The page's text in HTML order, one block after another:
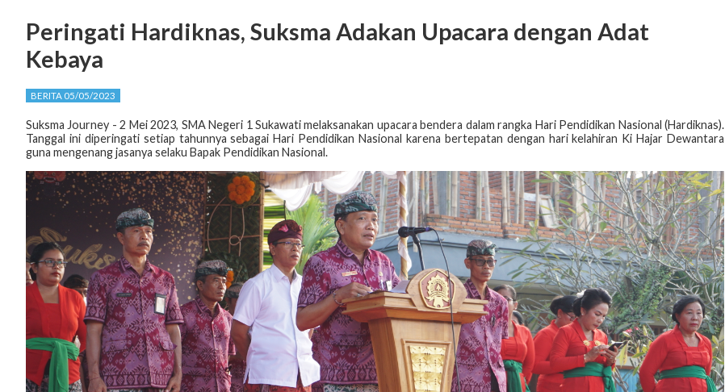
Peringati Hardiknas, Suksma Adakan Upacara dengan Adat
Kebaya
BERITA 05/05/2023
Suksma Journey - 2 Mei 2023, SMA Negeri 1 Sukawati melaksanakan upacara bendera dalam rangka Hari Pendidikan Nasional (Hardiknas).
Tanggal ini diperingati setiap tahunnya sebagai Hari Pendidikan Nasional karena bertepatan dengan hari kelahiran Ki Hajar Dewantara
guna mengenang jasanya selaku Bapak Pendidikan Nasional.